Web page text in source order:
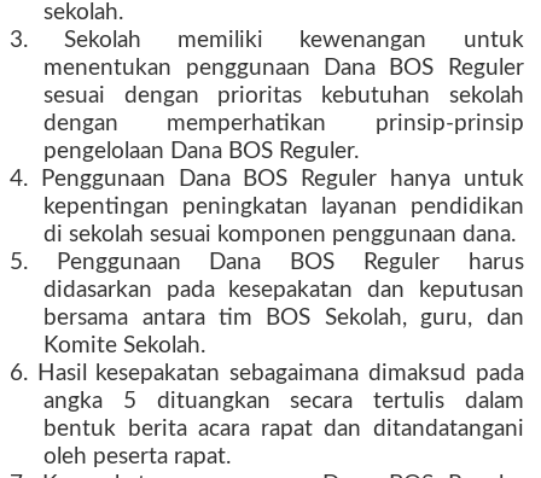
sekolah.
3. Sekolah memiliki kewenangan untuk
menentukan penggunaan Dana BOS Reguler
sesuai dengan prioritas kebutuhan sekolah
dengan memperhatikan prinsip-prinsip
pengelolaan Dana BOS Reguler.
4. Penggunaan Dana BOS Reguler hanya untuk
kepentingan peningkatan layanan pendidikan
di sekolah sesuai komponen penggunaan dana.
5. Penggunaan Dana BOS Reguler harus
didasarkan pada kesepakatan dan keputusan
bersama antara tim BOS Sekolah, guru, dan
Komite Sekolah.
6. Hasil kesepakatan sebagaimana dimaksud pada
angka 5 dituangkan secara tertulis dalam
bentuk berita acara rapat dan ditandatangani
oleh peserta rapat.